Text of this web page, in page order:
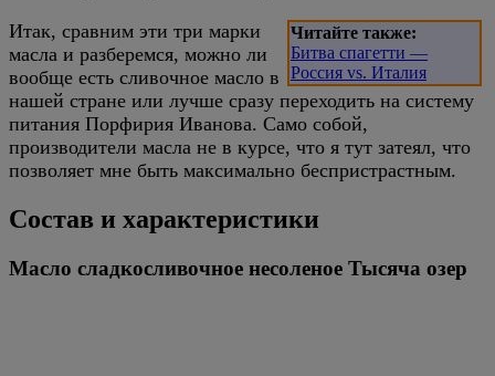
Читайте также:
Битва спагетти —
Россия vs. Италия
Итак, сравним эти три марки
масла и разберемся, можно ли
вообще есть сливочное масло в
нашей стране или лучше сразу переходить на систему
питания Порфирия Иванова. Само собой,
производители масла не в курсе, что я тут затеял, что
позволяет мне быть максимально беспристрастным.
Состав и характеристики
Масло сладкосливочное несоленое Тысяча озер